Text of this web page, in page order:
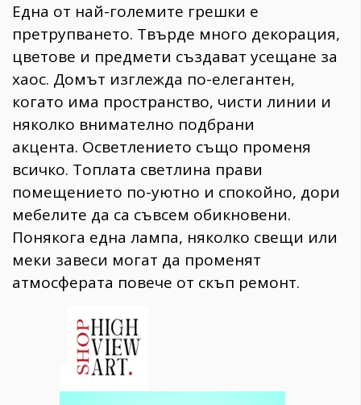
Една от най-големите грешки е
претрупването. Твърде много декорация,
цветове и предмети създават усещане за
хаос. Домът изглежда по-елегантен,
когато има пространство, чисти линии и
няколко внимателно подбрани
акцента. Осветлението също променя
всичко. Топлата светлина прави
помещението по-уютно и спокойно, дори
мебелите да са съвсем обикновени.
Понякога една лампа, няколко свещи или
меки завеси могат да променят
атмосферата повече от скъп ремонт.